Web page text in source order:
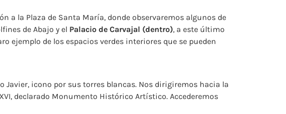
a la Plaza de Santa María, donde observaremos algunos de
de Abajo y el Palacio de Carvajal (dentro), a este último
ejemplo de los espacios verdes interiores que se pueden
Javier, icono por sus torres blancas. Nos dirigiremos hacia la
declarado Monumento Histórico Artístico. Accederemos